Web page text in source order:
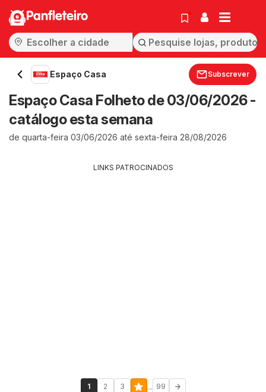
Panfleteiro
Espaço Casa Subscrever
Espaço Casa Folheto de 03/06/2026 -
catálogo esta semana
de quarta-feira 03/06/2026 até sexta-feira 28/08/2026
LINKS PATROCINADOS
1 2 3 ... 99